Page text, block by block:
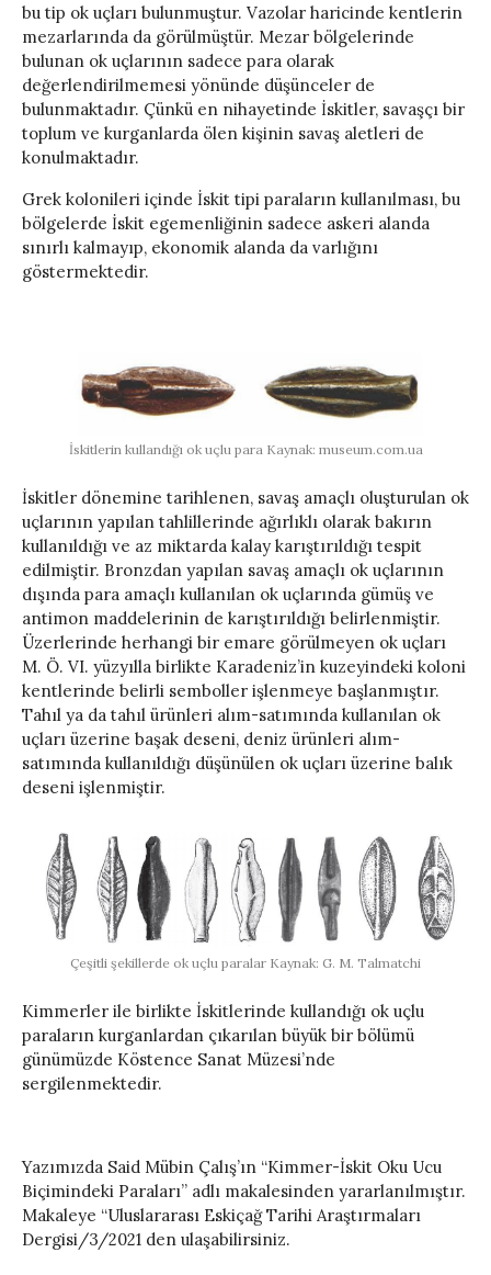
bu tip ok uçları bulunmuştur. Vazolar haricinde kentlerin
mezarlarında da görülmüştür. Mezar bölgelerinde
bulunan ok uçlarının sadece para olarak
değerlendirilmemesi yönünde düşünceler de
bulunmaktadır. Çünkü en nihayetinde İskitler, savaşçı bir
toplum ve kurganlarda ölen kişinin savaş aletleri de
konulmaktadır.
Grek kolonileri içinde İskit tipi paraların kullanılması, bu
bölgelerde İskit egemenliğinin sadece askeri alanda
sınırlı kalmayıp, ekonomik alanda da varlığını
göstermektedir.
İskitlerin kullandığı ok uçlu para Kaynak: museum.com.ua
İskitler dönemine tarihlenen, savaş amaçlı oluşturulan ok
uçlarının yapılan tahlillerinde ağırlıklı olarak bakırın
kullanıldığı ve az miktarda kalay karıştırıldığı tespit
edilmiştir. Bronzdan yapılan savaş amaçlı ok uçlarının
dışında para amaçlı kullanılan ok uçlarında gümüş ve
antimon maddelerinin de karıştırıldığı belirlenmiştir.
Üzerlerinde herhangi bir emare görülmeyen ok uçları
M. Ö. VI. yüzyılla birlikte Karadeniz’in kuzeyindeki koloni
kentlerinde belirli semboller işlenmeye başlanmıştır.
Tahıl ya da tahıl ürünleri alım-satımında kullanılan ok
uçları üzerine başak deseni, deniz ürünleri alım-
satımında kullanıldığı düşünülen ok uçları üzerine balık
deseni işlenmiştir.
Çeşitli şekillerde ok uçlu paralar Kaynak: G. M. Talmatchi
Kimmerler ile birlikte İskitlerinde kullandığı ok uçlu
paraların kurganlardan çıkarılan büyük bir bölümü
günümüzde Köstence Sanat Müzesi’nde
sergilenmektedir.
Yazımızda Said Mübin Çalış’ın “Kimmer-İskit Oku Ucu
Biçimindeki Paraları” adlı makalesinden yararlanılmıştır.
Makaleye “Uluslararası Eskiçağ Tarihi Araştırmaları
Dergisi/3/2021 den ulaşabilirsiniz.